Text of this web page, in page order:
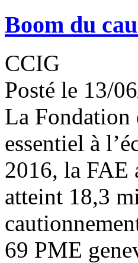
Boom du
CCIG
Posté le 13/
La Fondation
essentiel à
2016, la FAE
atteint 18,3
69 PME